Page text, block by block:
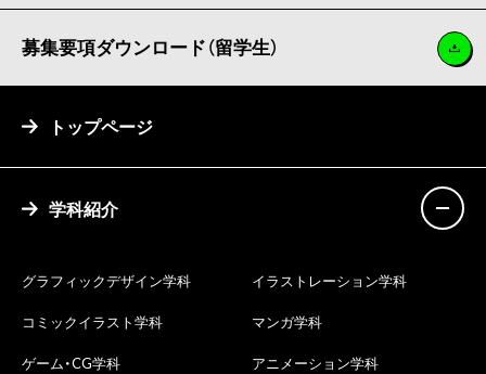
募集要項ダウンロード（留学生）
トップページ
学科紹介
グラフィックデザイン学科
イラストレーション学科
コミックイラスト学科
マンガ学科
ゲーム・CG学科
アニメーション学科